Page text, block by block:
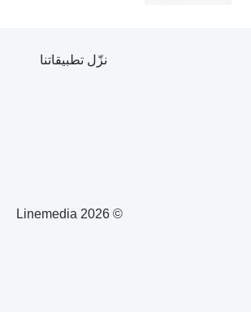
© 2026 Linemedia
نزّل تطبيقاتنا